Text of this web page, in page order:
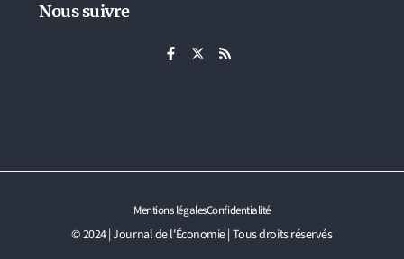
Nous suivre
© 2024 | Journal de l'Économie | Tous droits réservés
Mentions légalesConfidentialité